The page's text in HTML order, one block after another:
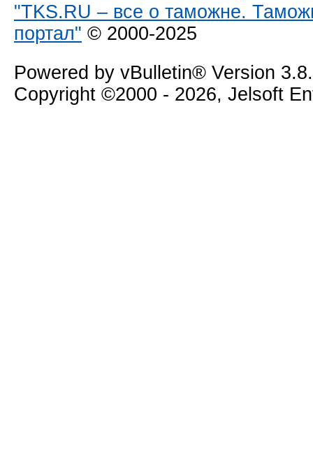
"TKS.RU – все о таможне.
портал" © 2000-2025
Powered by vBulletin® Version
Copyright ©2000 - 2026, Jelsoft